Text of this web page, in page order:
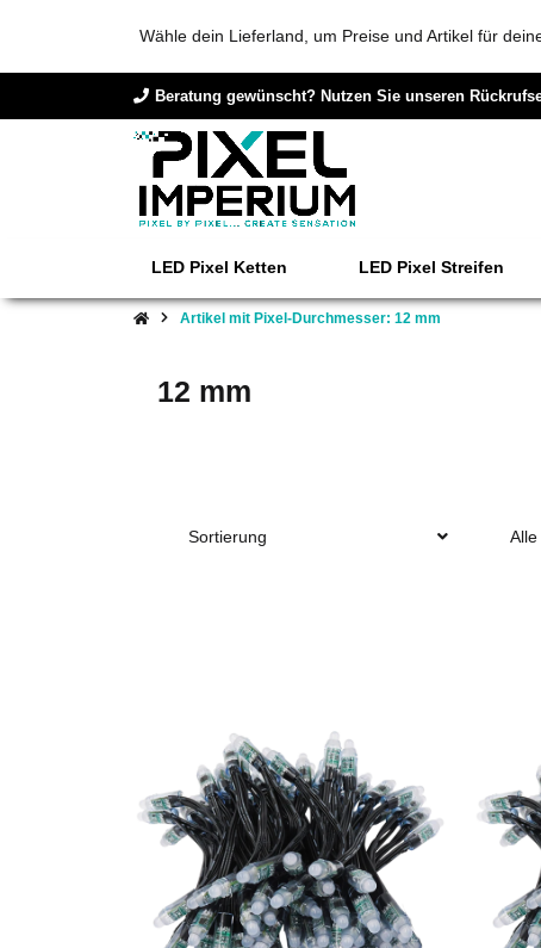
Wähle dein Lieferland, um Preise und Artikel für
Beratung gewünscht? Nutzen Sie unseren
LED Pixel Ketten LED Pixel Streifen
Artikel mit Pixel-Durchmesser: 12 mm
12 mm
Sortierung